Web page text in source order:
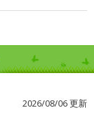
2026/08/06 更新